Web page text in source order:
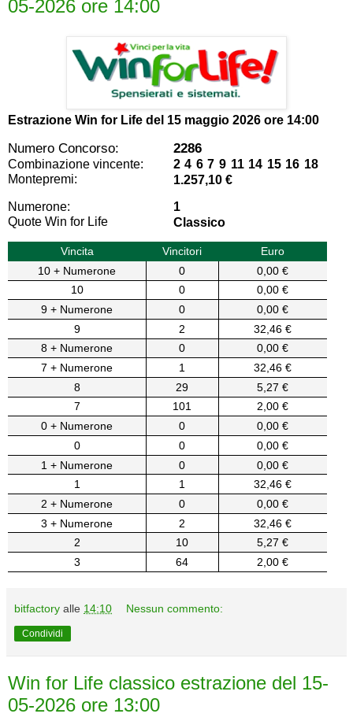
05-2026 ore 14:00
Estrazione Win for Life del 15 maggio 2026 ore 14:00
Numero Concorso: 2286
Combinazione vincente:
2 4 6 7 9 11 14 15 16 18
Montepremi:
1.257,10 €
Numerone:
1
Quote Win for Life
Classico
Vincita Vincitori
Euro
10 + Numerone
0
0,00 €
10
0
0,00 €
9 + Numerone
0
0,00 €
9
2
32,46 €
8 + Numerone
0
0,00 €
7 + Numerone
1
32,46 €
8
29
5,27 €
7
101
2,00 €
0 + Numerone
0
0,00 €
0
0
0,00 €
1 + Numerone
0
0,00 €
1
1
32,46 €
2 + Numerone
0
0,00 €
3 + Numerone
2
32,46 €
2
10
5,27 €
3
64 2,00 €
bitfactory alle 14:10 Nessun commento:
Condividi
Win for Life classico estrazione del 15-
05-2026 ore 13:00